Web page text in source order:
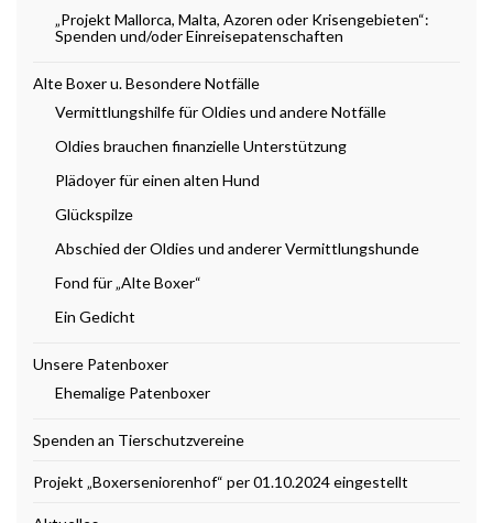
„Projekt Mallorca, Malta, Azoren oder Krisengebieten“:
Spenden und/oder Einreisepatenschaften
Alte Boxer u. Besondere Notfälle
Vermittlungshilfe für Oldies und andere Notfälle
Oldies brauchen finanzielle Unterstützung
Plädoyer für einen alten Hund
Glückspilze
Abschied der Oldies und anderer Vermittlungshunde
Fond für „Alte Boxer“
Ein Gedicht
Unsere Patenboxer
Ehemalige Patenboxer
Spenden an Tierschutzvereine
Projekt „Boxerseniorenhof“ per 01.10.2024 eingestellt